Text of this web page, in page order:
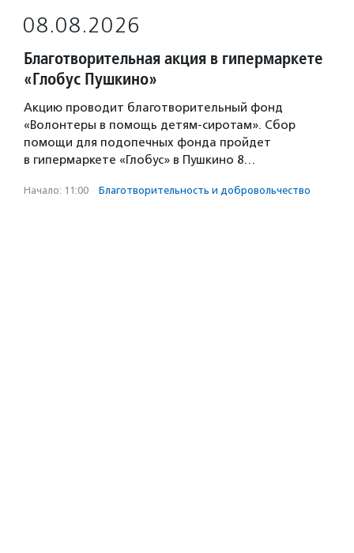
08.08.2026
Благотворительная акция в гипермаркете
«Глобус Пушкино»
Акцию проводит благотворительный фонд
«Волонтеры в помощь детям-сиротам». Сбор
помощи для подопечных фонда пройдет
в гипермаркете «Глобус» в Пушкино 8…
Начало: 11:00 · Благотвори­тель­ность и доброволь­чест­во